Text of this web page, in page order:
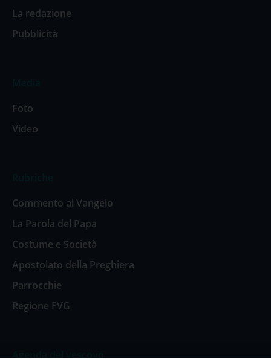
La redazione
Pubblicità
Foto
Video
Commento al Vangelo
La Parola del Papa
Costume e Società
Apostolato della Preghiera
Parrocchie
Regione FVG
Agenda del vescovo